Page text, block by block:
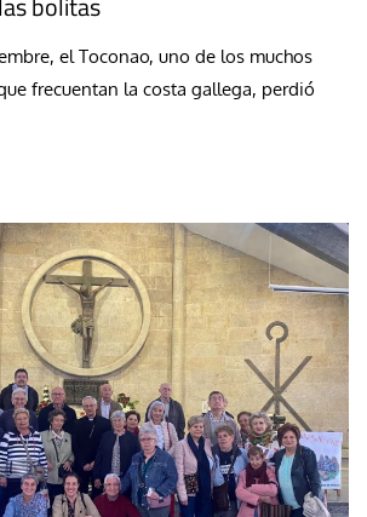
el Toconao, uno de los muchos
frecuentan la costa gallega, perdió